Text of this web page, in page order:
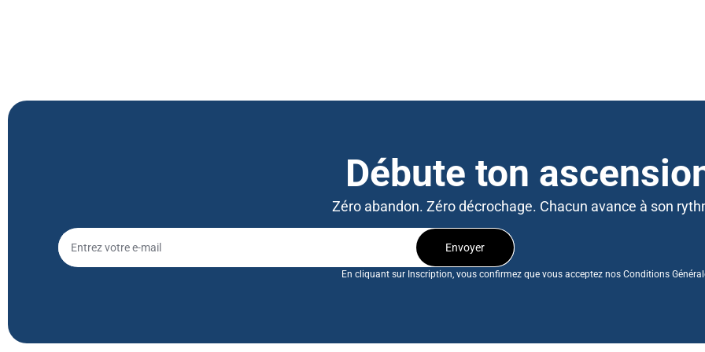
Débute ton
Zéro abandon. Zéro décrochage. Chacun avance à son
Envoyer
En cliquant sur Inscription, vous confirmez que vous acceptez nos Conditions